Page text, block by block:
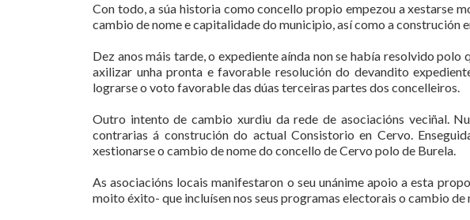
Con todo, a súa historia como concello propio empezou a xestarse
cambio de nome e capitalidade do municipio, así como a construción
Dez anos máis tarde, o expediente aínda non se había resolvido
axilizar unha pronta e favorable resolución do devandito
lograrse o voto favorable das dúas terceiras partes dos concelleiros.
Outro intento de cambio xurdiu da rede de asociacións veciñal.
contrarias á construción do actual Consistorio en Cervo.
xestionarse o cambio de nome do concello de Cervo polo de Burela.
As asociacións locais manifestaron o seu unánime apoio a esta
moito éxito- que incluísen nos seus programas electorais o cambio de